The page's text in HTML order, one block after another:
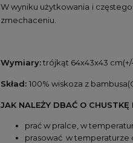
W wyniku użytkowania i
zmechaceniu.
Wymiary:trójkąt 64x43x43
Skład: 100% wiskoza z
JAK NALEŻY DBAĆ O CHUSTKĘ
prać w pralce, w
prasować w temperaturze